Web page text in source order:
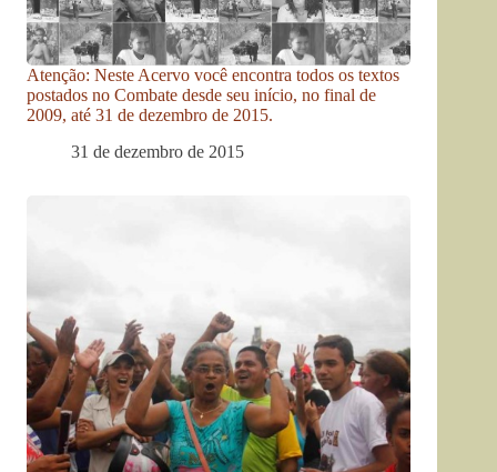
Atenção: Neste Acervo você encontra todos os textos
postados no Combate desde seu início, no final de
2009, até 31 de dezembro de 2015.
31 de dezembro de 2015